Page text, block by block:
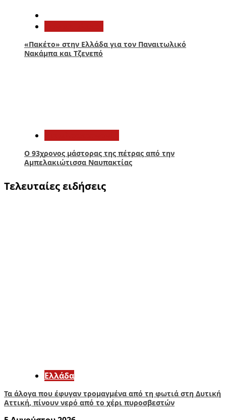
«Πακέτο» στην Ελλάδα για τον Παναιτωλικό
Νακάμπα και Τζενεπό
Ο 93χρονος μάστορας της πέτρας από την
Αμπελακιώτισσα Ναυπακτίας
Τελευταίες ειδήσεις
Ελλάδα
Τα άλογα που έφυγαν τρομαγμένα από τη φωτιά στη Δυτική
Αττική, πίνουν νερό από το χέρι πυροσβεστών